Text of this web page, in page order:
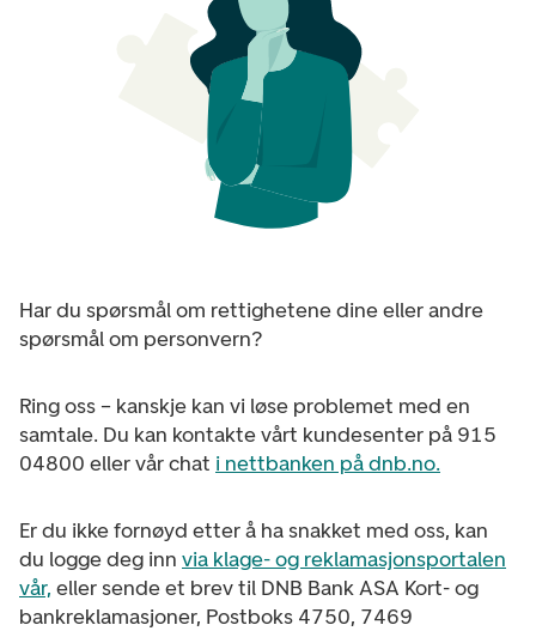
Har du spørsmål om rettighetene dine eller andre
spørsmål om personvern?
Ring oss – kanskje kan vi løse problemet med en
samtale. Du kan kontakte vårt kundesenter på 915
04800 eller vår chat i nettbanken på dnb.no.
Er du ikke fornøyd etter å ha snakket med oss, kan
du logge deg inn via klage- og reklamasjonsportalen
vår, eller sende et brev til DNB Bank ASA Kort- og
bankreklamasjoner, Postboks 4750, 7469